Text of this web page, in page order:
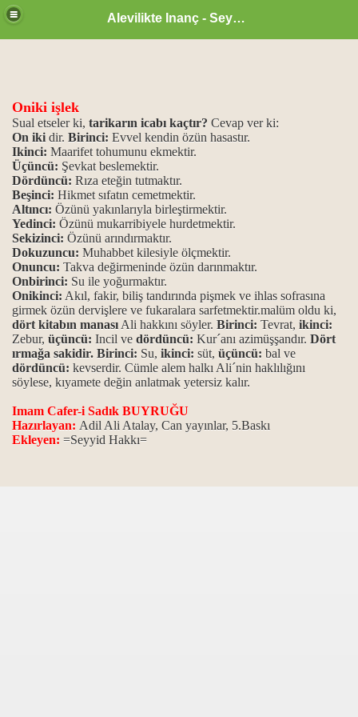
Alevilikte Inanç - Seyyid Hakkı
Oniki işlek
Sual etseler ki, tarikarın icabı kaçtır? Cevap ver ki:
On iki dir. Birinci: Evvel kendin özün hasastır.
Ikinci: Maarifet tohumunu ekmektir.
Üçüncü: Şevkat beslemektir.
Dördüncü: Rıza eteğin tutmaktır.
Beşinci: Hikmet sıfatın cemetmektir.
Altıncı: Özünü yakınlarıyla birleştirmektir.
Yedinci: Özünü mukarribiyele hurdetmektir.
Sekizinci: Özünü arındırmaktır.
Dokuzuncu: Muhabbet kilesiyle ölçmektir.
Onuncu: Takva değirmeninde özün darınmaktır.
Onbirinci: Su ile yoğurmaktır.
Onikinci: Akıl, fakir, biliş tandırında pişmek ve ihlas sofrasına
girmek özün dervişlere ve fukaralara sarfetmektir.malüm oldu ki,
dört kitabın manası Ali hakkını söyler. Birinci: Tevrat, ikinci:
Zebur, üçüncü: Incil ve dördüncü: Kur´anı azimüşşandır. Dört
ırmağa sakidir. Birinci: Su, ikinci: süt, üçüncü: bal ve
dördüncü: kevserdir. Cümle alem halkı Ali´nin haklılığını
söylese, kıyamete değin anlatmak yetersiz kalır.
Imam Cafer-i Sadık BUYRUĞU
Hazırlayan: Adil Ali Atalay, Can yayınlar, 5.Baskı
Ekleyen: =Seyyid Hakkı=
ayı